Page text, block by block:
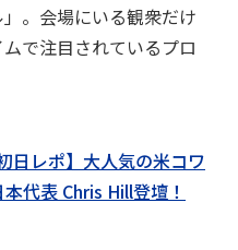
。会場にいる観衆だけ
で注目されているプロ
日レポ】大人気の米コワ
代表 Chris Hill登壇！